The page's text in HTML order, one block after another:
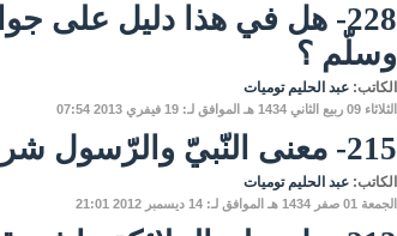
228- هل في هذا دليل على
وسلّم ؟
الكاتب: عبد الحليم توميات
الثلاثاء 09 ربيع الثاني 1434 هـ الموافق لـ: 19 فيفري 2013 07:54
215- معنى النّبيّ والرّسول شرعا
الكاتب: عبد الحليم توميات
الجمعة 01 صفر 1434 هـ الموافق لـ: 14 ديسمبر 2012 21:01